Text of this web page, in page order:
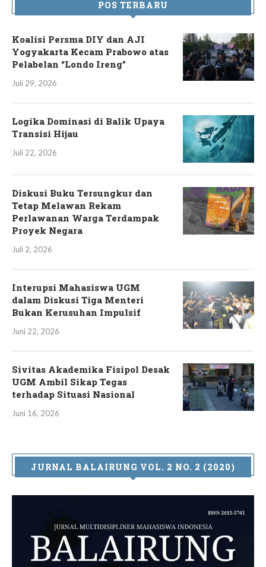
POS TERBARU
Koalisi Persma DIY dan AJI
Yogyakarta Kecam Prabowo atas
Pelabelan “Londo Ireng”
Juli 29, 2026
Logika Dominasi di Balik Upaya
Transisi Hijau
Juli 22, 2026
Diskusi Buku Tersungkur dan
Tetap Melawan Rekam
Perlawanan Warga Terdampak
Proyek Negara
Juli 2, 2026
Interupsi Mahasiswa UGM
dalam Diskusi Tiga Menteri
Bukan Kerusuhan Impulsif
Juni 22, 2026
Sivitas Akademika Fisipol Desak
UGM Ambil Sikap Tegas
terhadap Situasi Nasional
Juni 16, 2026
JURNAL BALAIRUNG VOL. 2 NO. 2 (2020)